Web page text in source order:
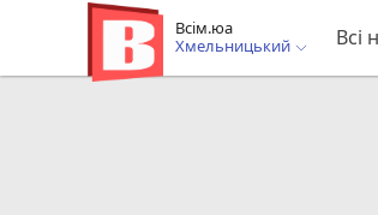
Всім.юа
Хмельницький
Всі